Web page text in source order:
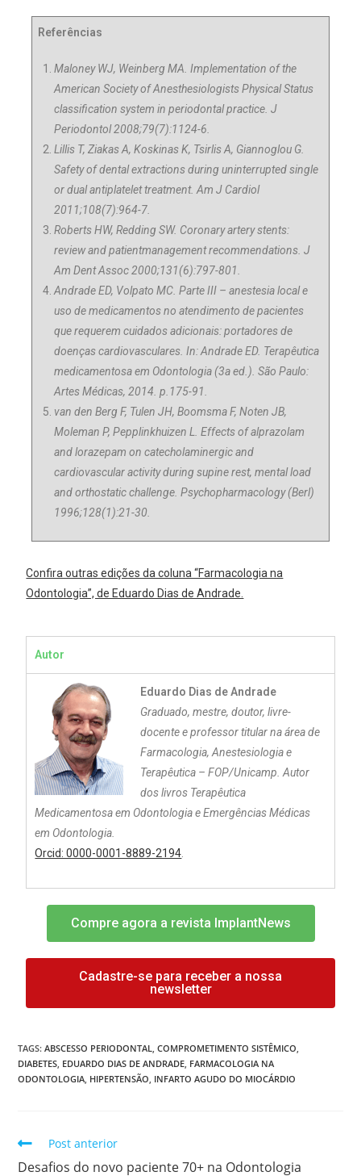
Referências
Maloney WJ, Weinberg MA. Implementation of the
American Society of Anesthesiologists Physical Status
classification system in periodontal practice. J
Periodontol 2008;79(7):1124-6.
Lillis T, Ziakas A, Koskinas K, Tsirlis A, Giannoglou G.
Safety of dental extractions during uninterrupted single
or dual antiplatelet treatment. Am J Cardiol
2011;108(7):964-7.
Roberts HW, Redding SW. Coronary artery stents:
review and patientmanagement recommendations. J
Am Dent Assoc 2000;131(6):797-801.
Andrade ED, Volpato MC. Parte III – anestesia local e
uso de medicamentos no atendimento de pacientes
que requerem cuidados adicionais: portadores de
doenças cardiovasculares. In: Andrade ED. Terapêutica
medicamentosa em Odontologia (3a ed.). São Paulo:
Artes Médicas, 2014. p.175-91.
van den Berg F, Tulen JH, Boomsma F, Noten JB,
Moleman P, Pepplinkhuizen L. Effects of alprazolam
and lorazepam on catecholaminergic and
cardiovascular activity during supine rest, mental load
and orthostatic challenge. Psychopharmacology (Berl)
1996;128(1):21-30.
Confira outras edições da coluna “Farmacologia na
Odontologia”, de Eduardo Dias de Andrade.
Autor
Eduardo Dias de Andrade
Graduado, mestre, doutor, livre-
docente e professor titular na área de
Farmacologia, Anestesiologia e
Terapêutica – FOP/Unicamp. Autor
dos livros Terapêutica
Medicamentosa em Odontologia e Emergências Médicas
em Odontologia.
Orcid: 0000-0001-8889-2194
Compre agora a revista ImplantNews
Cadastre-se para receber a nossa
newsletter
TAGS:ABSCESSO PERIODONTAL COMPROMETIMENTO SISTÊMICO
DIABETES EDUARDO DIAS DE ANDRADE FARMACOLOGIA NA
ODONTOLOGIA HIPERTENSÃO INFARTO AGUDO DO MIOCÁRDIO
Post anterior
Desafios do novo paciente 70+ na Odontologia